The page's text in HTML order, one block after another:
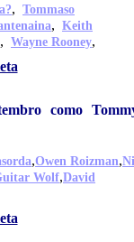
, Tommaso
, Keith
, Wayne Rooney,
como
,Owen Roizman,
Wolf,David